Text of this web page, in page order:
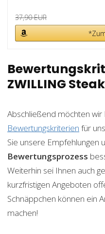
37,90 EUR
ZWILLING
Abschließend möchten wir
Bewertungskriterien für
Sie unsere Empfehlungen
Bewertungsprozess
Weiterhin sei Ihnen auch
kurzfristigen Angeboten
Schnäppchen können ein
machen!